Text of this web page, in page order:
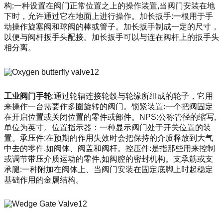
构:一种设置在阀门正常位置之上的操作装置,当阀门安装在地
下时，允许通过它在地面上进行操作。加长扳手:一根用于手
动操作旋塞阀和球阀的棒或管子。加长扳手制成一定的尺寸，
以便与阀杆扳手头配接。加长扳手可以与连在阀杆上的扳手头
相分离。
工业阀门手轮:通过轮辐连接轮毂与轮缘所组成的轮子，它用
来操作一台需要作多圈旋转的阀门。锁紧装置:一个把阀固定
在开启位置或关闭位置的零件或部件。NPS:公称管径的缩写,
单位为英寸。位置指示器：一种显示阀门处于开关位置的装
置。承压件:在预期的作用失效时会把保持的介质释放到大气
中去的零件,如阀体、阀盖和阀杆。控压件:是指那些用来控制
或调节带压介质运动的零件,如阀腔的密封机构。支承筋或支
承腿:一种附加在阀体上、当阀门安装在固定底脚上时起稳定
基础作用的金属结构。